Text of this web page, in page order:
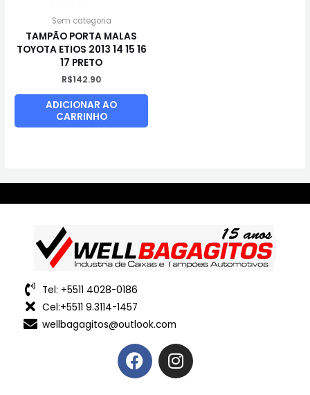
Sem categoria
TAMPÃO PORTA MALAS
TOYOTA ETIOS 2013 14 15 16
17 PRETO
R$142.90
ADICIONAR AO
CARRINHO
Tel: +5511 4028-0186
Cel:+5511 9.3114-1457
wellbagagitos@outlook.com